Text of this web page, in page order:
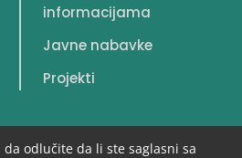
informacijama
Javne nabavke
Projekti
odlučite da li ste saglasni sa